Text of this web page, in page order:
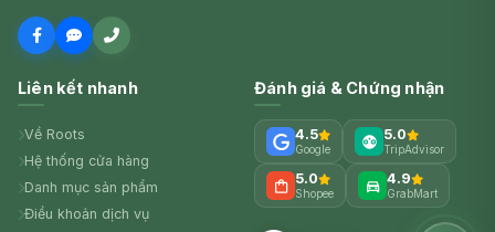
Liên kết nhanh
Về Roots
Hệ thống cửa hàng
Danh mục sản phẩm
Điều khoản dịch vụ
Đánh giá & Chứng nhận
4.5
Google
5.0
TripAdvisor
5.0
Shopee
4.9
GrabMart